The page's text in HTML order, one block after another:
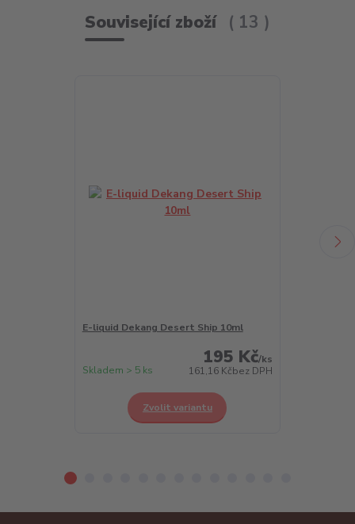
Související zboží 13
E-liquid Dekang Desert Ship 10ml
195 Kč/ks
161,16 Kčbez DPH
Skladem > 5 ks
Zvolit variantu